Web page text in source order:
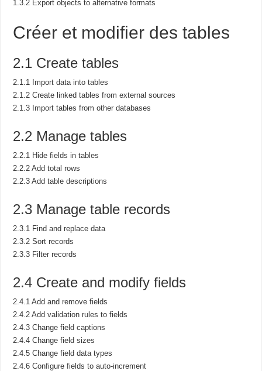
1.3.2 Export objects to alternative formats
Créer et modifier des tables
2.1 Create tables
2.1.1 Import data into tables
2.1.2 Create linked tables from external sources
2.1.3 Import tables from other databases
2.2 Manage tables
2.2.1 Hide fields in tables
2.2.2 Add total rows
2.2.3 Add table descriptions
2.3 Manage table records
2.3.1 Find and replace data
2.3.2 Sort records
2.3.3 Filter records
2.4 Create and modify fields
2.4.1 Add and remove fields
2.4.2 Add validation rules to fields
2.4.3 Change field captions
2.4.4 Change field sizes
2.4.5 Change field data types
2.4.6 Configure fields to auto-increment